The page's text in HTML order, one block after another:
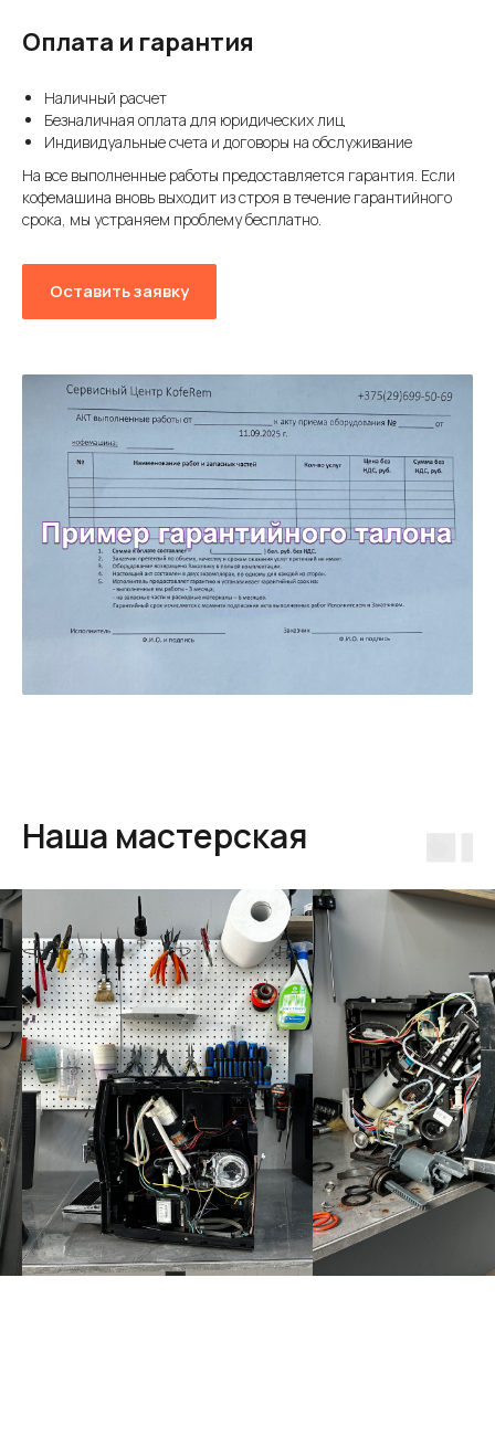
Оплата и гарантия
Наличный расчет
Безналичная оплата для юридических лиц
Индивидуальные счета и договоры на обслуживание
На все выполненные работы предоставляется гарантия. Если
кофемашина вновь выходит из строя в течение гарантийного
срока, мы устраняем проблему бесплатно.
Оставить заявку
Наша мастерская